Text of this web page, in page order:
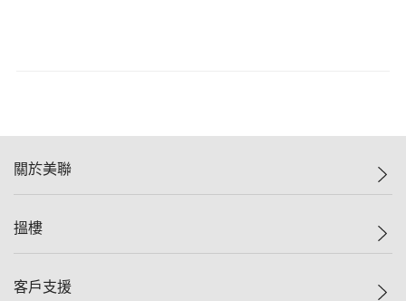
關於美聯
美聯集團
搵樓
一手新盤
客戶支援